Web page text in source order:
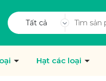
Tất cả
Hạt các loại